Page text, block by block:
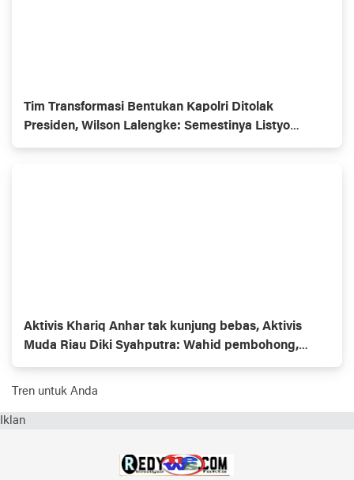
Tim Transformasi Bentukan Kapolri Ditolak
Presiden, Wilson Lalengke: Semestinya Listyo
Mundur Saja
Aktivis Khariq Anhar tak kunjung bebas, Aktivis
Muda Riau Diki Syahputra: Wahid pembohong,
Gubernur omon2
Tren untuk Anda
Iklan